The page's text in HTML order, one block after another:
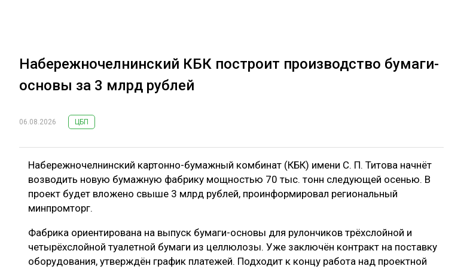
Набережночелнинский КБК построит производство бумаги-
основы за 3 млрд рублей
06.08.2026 ЦБП
Набережночелнинский картонно-бумажный комбинат (КБК) имени С. П. Титова начнёт
возводить новую бумажную фабрику мощностью 70 тыс. тонн следующей осенью. В
проект будет вложено свыше 3 млрд рублей, проинформировал региональный
минпромторг.
Фабрика ориентирована на выпуск бумаги-основы для рулончиков трёхслойной и
четырёхслойной туалетной бумаги из целлюлозы. Уже заключён контракт на поставку
оборудования, утверждён график платежей. Подходит к концу работа над проектной